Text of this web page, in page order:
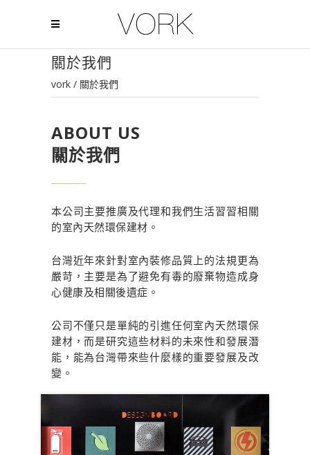
關於我們
vork / 關於我們
ABOUT US
關於我們
本公司主要推廣及代理和我們生活習習相關
的室內天然環保建材。
台灣近年來針對室內裝修品質上的法規更為
嚴苛，主要是為了避免有毒的廢棄物造成身
心健康及相關後遺症。
公司不僅只是單純的引進任何室內天然環保
建材，而是研究這些材料的未來性和發展潛
能，能為台灣帶來些什麼樣的重要發展及改
變。